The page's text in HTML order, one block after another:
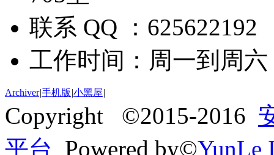
联系 QQ ：
工作时间：周一到周六
Archiver|手机版 |小黑屋|
Copyright ©2015-2016
平台 Powered by©YunLe